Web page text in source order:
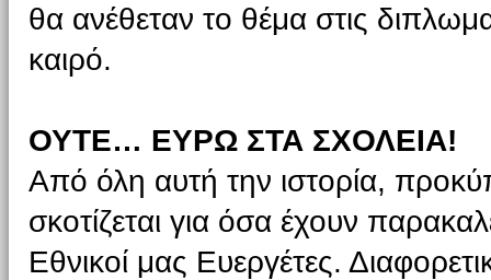
θα ανέθεταν το θέμα στις
καιρό.
ΟΥΤΕ… ΕΥΡΩ ΣΤΑ ΣΧΟΛΕΙΑ!
Από όλη αυτή την ιστορία,
σκοτίζεται για όσα έχουν
Εθνικοί μας Ευεργέτες.